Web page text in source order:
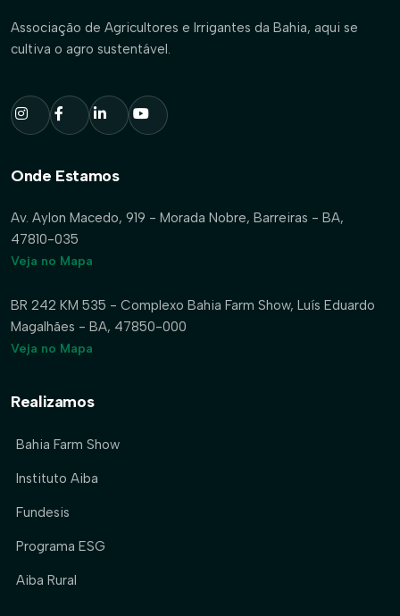
Associação de Agricultores e Irrigantes da Bahia, aqui se
cultiva o agro sustentável.
Onde Estamos
Av. Aylon Macedo, 919 - Morada Nobre, Barreiras - BA,
47810-035
Veja no Mapa
BR 242 KM 535 - Complexo Bahia Farm Show, Luís Eduardo
Magalhães - BA, 47850-000
Veja no Mapa
Realizamos
Bahia Farm Show
Instituto Aiba
Fundesis
Programa ESG
Aiba Rural